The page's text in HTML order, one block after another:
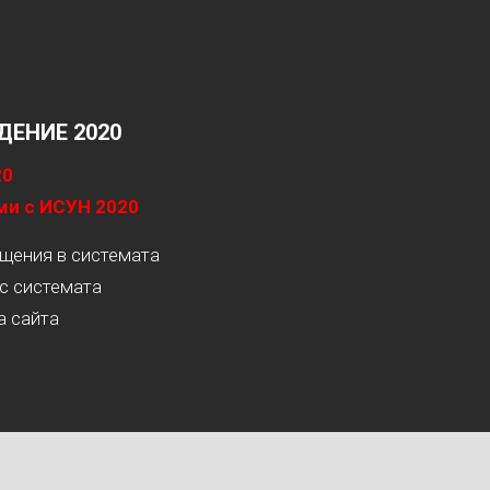
2020
с ИСУН 2020
в системата
системата
сайта